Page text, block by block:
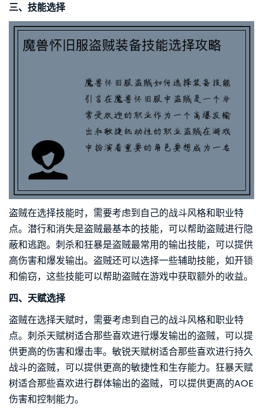
三、技能选择
盗贼在选择技能时，需要考虑到自己的战斗风格和职业特
点。潜行和消失是盗贼最基本的技能，可以帮助盗贼进行隐
蔽和逃跑。刺杀和狂暴是盗贼最常用的输出技能，可以提供
高伤害和爆发输出。盗贼还可以选择一些辅助技能，如开锁
和偷窃，这些技能可以帮助盗贼在游戏中获取额外的收益。
四、天赋选择
盗贼在选择天赋时，需要考虑到自己的战斗风格和职业特
点。刺杀天赋树适合那些喜欢进行爆发输出的盗贼，可以提
供更高的伤害和爆击率。敏锐天赋树适合那些喜欢进行持久
战斗的盗贼，可以提供更高的敏捷性和生存能力。狂暴天赋
树适合那些喜欢进行群体输出的盗贼，可以提供更高的AOE
伤害和控制能力。